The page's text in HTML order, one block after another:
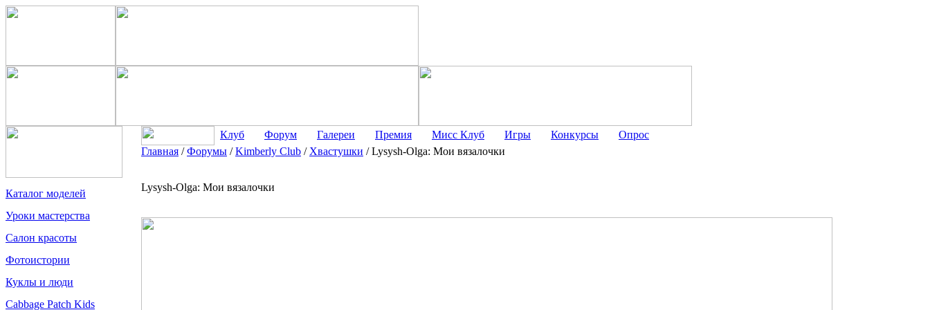
Каталог моделей
Уроки мастерства
Салон красоты
Фотоистории
Куклы и люди
Cabbage Patch Kids
Клуб Форум Галереи Премия Мисс Клуб Игры Конкурсы
Опрос
Главная /Форумы /Kimberly Club / Хвастушки /Lysysh-Olga: Мои вязалочки
Lysysh-Olga: Мои вязалочки